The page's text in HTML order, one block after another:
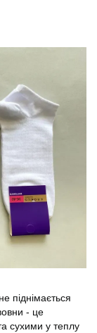
піднімається
- це
сухими у теплу